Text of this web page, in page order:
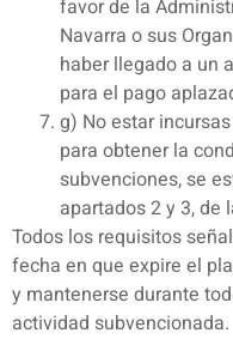
favor de la
Navarra o sus
haber llegado a un
para el pago
g) No estar
para obtener la
subvenciones, se
apartados 2 y 3, de
Todos los requisitos
fecha en que expire el
y mantenerse durante
actividad subvencionada.